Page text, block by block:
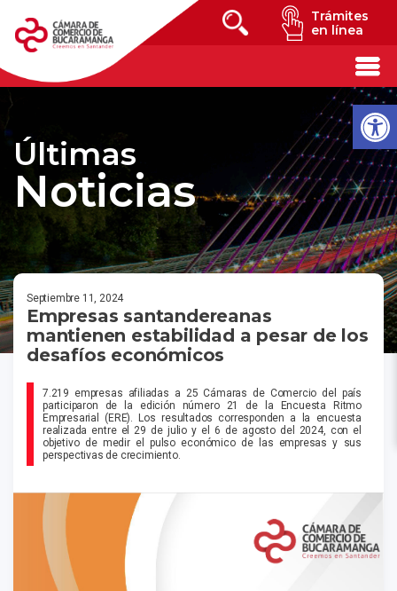
Trámites
en línea
Últimas
Noticias
Septiembre 11, 2024
Empresas santandereanas
mantienen estabilidad a pesar de los
desafíos económicos
7.219 empresas afiliadas a 25 Cámaras de Comercio del país
participaron de la edición número 21 de la Encuesta Ritmo
Empresarial (ERE). Los resultados corresponden a la encuesta
realizada entre el 29 de julio y el 6 de agosto del 2024, con el
objetivo de medir el pulso económico de las empresas y sus
perspectivas de crecimiento.